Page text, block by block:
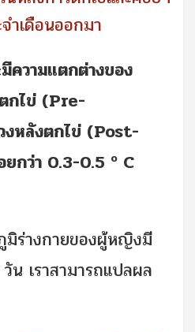
ำเดือนออกมา
ความแตกต่างของ
กไข่ (Pre-
งหลังตกไข่ (Post-
ยกว่า 0.3-0.5 º C
ร่างกายของผู้หญิงมี
น เราสามารถแปลผล